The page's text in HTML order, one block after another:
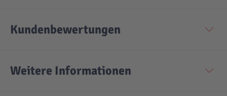
Kundenbewertungen
Weitere Informationen